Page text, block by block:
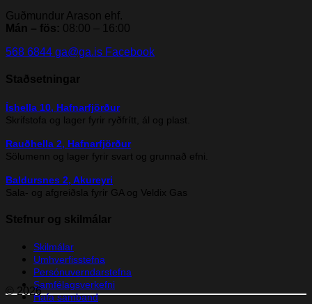
Guðmundur Arason ehf.
Mán – fös: 08:00 – 16:00
568 6844 ga@ga.is Facebook
Staðsetningar
Íshella 10, Hafnarfjörður
Skrifstofa og lager fyrir ryðfrítt, ál og plast.
Rauðhella 2, Hafnarfjörður
Sölumenn og lager fyrir svart og grunnað efni.
Baldursnes 2, Akureyri
Sala- og afgreiðsla fyrir GA og Veldix Gas
Stefnur og skilmálar
Skilmálar
Umhverfisstefna
Persónuverndarstefna
Samfélagsverkefni
Hafa samband
© 2026